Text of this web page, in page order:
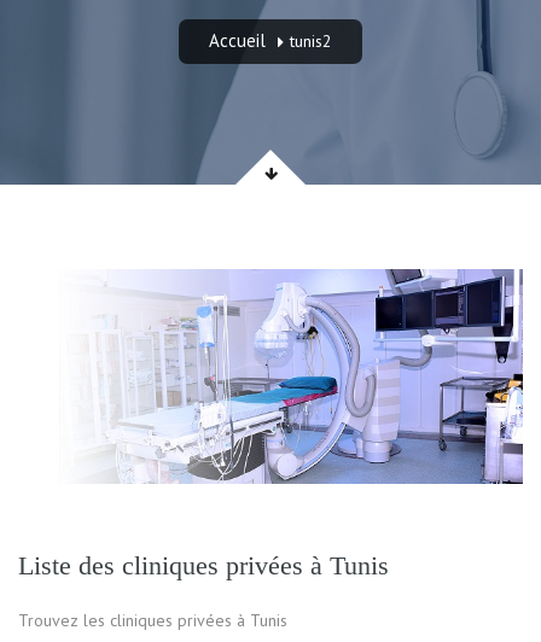
Accueil tunis2
Liste des cliniques privées à Tunis
Trouvez les cliniques privées à Tunis